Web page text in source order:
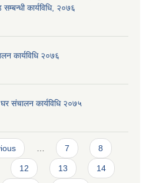
कार्यविधि, २०७६
कार्यविधि २०७६
संचालन कार्यविधि २०७५
… 7 8
12 13 14